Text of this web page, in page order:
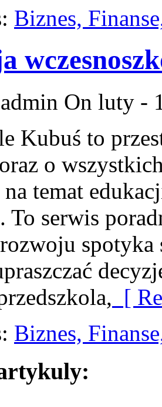
Biznes,
On luty -
Kubuś to
o
temat
To serwis
spotyka
[
Biznes,